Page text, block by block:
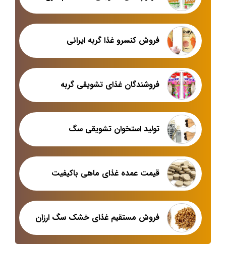
فروش کنسرو غذا گربه ایرانی
فروشندگان غذای تشویقی گربه
تولید استخوان تشویقی سگ
قیمت عمده غذای ماهی باکیفیت
فروش مستقیم غذای خشک سگ ارزان